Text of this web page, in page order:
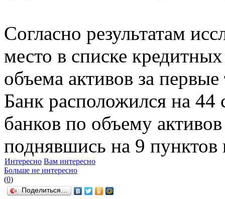
Согласно результатам
место в списке
объема активов за
Банк расположился на 44
банков по объему
поднявшись на 9 пунктов
Интересно Вам интересно
Больше не интересно
(0)
Поделиться…